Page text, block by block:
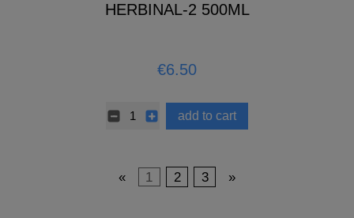
HERBINAL-2 500ML
€6.50
add to cart
« 1 2 3 »